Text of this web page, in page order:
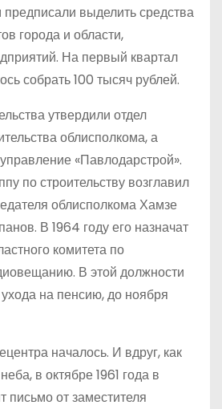
выделить средства
города и области,
На первый квартал
собрать 100 тысяч рублей.
утвердили отдел
облисполкома, а
«Павлодарстрой».
по строительству возглавил
облисполкома Хамзе
В 1964 году его назначат
комитета по
В этой должности
на пенсию, до ноября
началось. И вдруг, как
в октябре 1961 года в
письмо от заместителя